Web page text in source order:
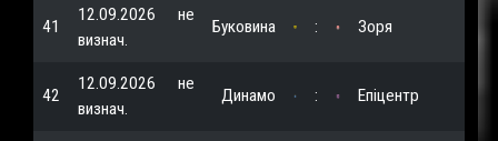
41
12.09.2026
не
визнач.
Буковина : Зоря
42
12.09.2026
не
визнач.
Динамо : Епіцентр